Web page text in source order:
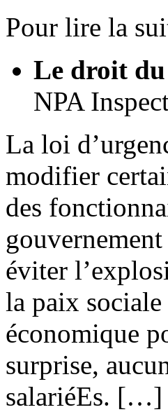
Pour lire la
Le droit
NPA
La loi
modifier
des
éviter
la paix
économique
surprise,
salariéEs. […]